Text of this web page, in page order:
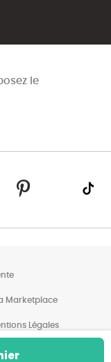
le
Marketplace
Légales